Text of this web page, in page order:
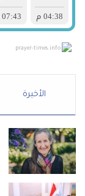
prayer-times.info
الأخيرة